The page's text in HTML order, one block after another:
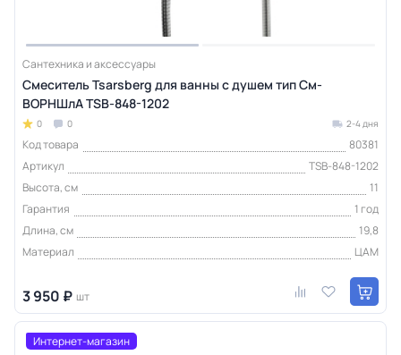
Сантехника и аксессуары
Смеситель Tsarsberg для ванны с душем тип См-
ВОРНШлА TSB-848-1202
0 0 2-4 дня
Код товара
80381
Артикул
TSB-848-1202
Высота, см
11
Гарантия
1 год
Длина, см
19,8
Материал
ЦАМ
3 950 ₽ шт
Интернет-магазин